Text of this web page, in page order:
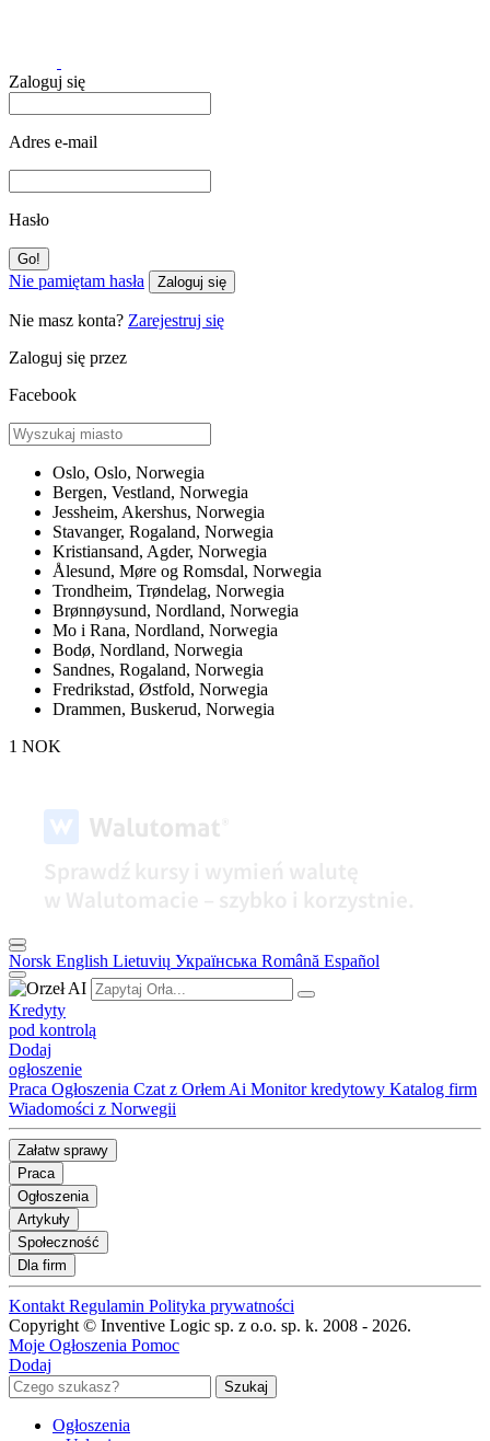
Zaloguj się
Adres e-mail
Hasło
Nie pamiętam hasła Zaloguj się
Nie masz konta? Zarejestruj się
Zaloguj się przez
Facebook
Oslo, Oslo, Norwegia
Bergen, Vestland, Norwegia
Jessheim, Akershus, Norwegia
Stavanger, Rogaland, Norwegia
Kristiansand, Agder, Norwegia
Ålesund, Møre og Romsdal, Norwegia
Trondheim, Trøndelag, Norwegia
Brønnøysund, Nordland, Norwegia
Mo i Rana, Nordland, Norwegia
Bodø, Nordland, Norwegia
Sandnes, Rogaland, Norwegia
Fredrikstad, Østfold, Norwegia
Drammen, Buskerud, Norwegia
1 NOK
Norsk English Lietuvių Українська Română Español
Kredyty
pod kontrolą
Dodaj
ogłoszenie
Praca Ogłoszenia Czat z Orłem Ai Monitor kredytowy Katalog firm
Wiadomości z Norwegii
Załatw sprawy
Praca
Ogłoszenia
Artykuły
Społeczność
Dla firm
Kontakt Regulamin Polityka prywatności
Copyright © Inventive Logic sp. z o.o. sp. k. 2008 - 2026.
Moje Ogłoszenia Pomoc
Dodaj
Ogłoszenia